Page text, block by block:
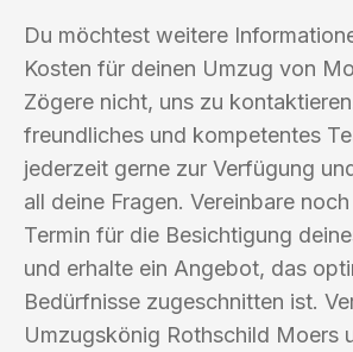
Du möchtest weitere
Kosten für deinen Umzug von
Zögere nicht, uns zu
freundliches und kompetentes
jederzeit gerne zur Verfügung
all deine Fragen. Vereinbare
Termin für die Besichtigung
und erhalte ein Angebot, das
Bedürfnisse zugeschnitten ist.
Umzugskönig Rothschild Moers